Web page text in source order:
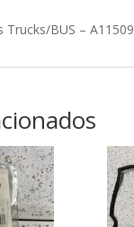
Trucks/BUS –